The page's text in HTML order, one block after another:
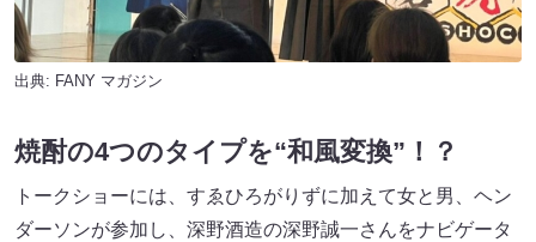
出典: FANY マガジン
焼酎の4つのタイプを“和風変換”！？
トークショーには、すゑひろがりずに加えて女と男、ヘン
ダーソンが参加し、深野酒造の深野誠一さんをナビゲータ